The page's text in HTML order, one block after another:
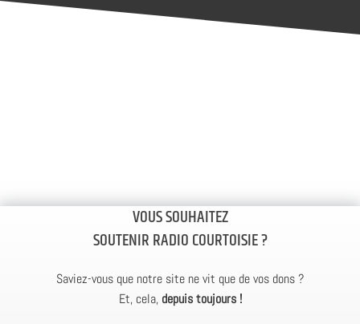
VOUS SOUHAITEZ
SOUTENIR RADIO COURTOISIE ?
Saviez-vous que notre site ne vit que de vos dons ?
Et, cela, depuis toujours !